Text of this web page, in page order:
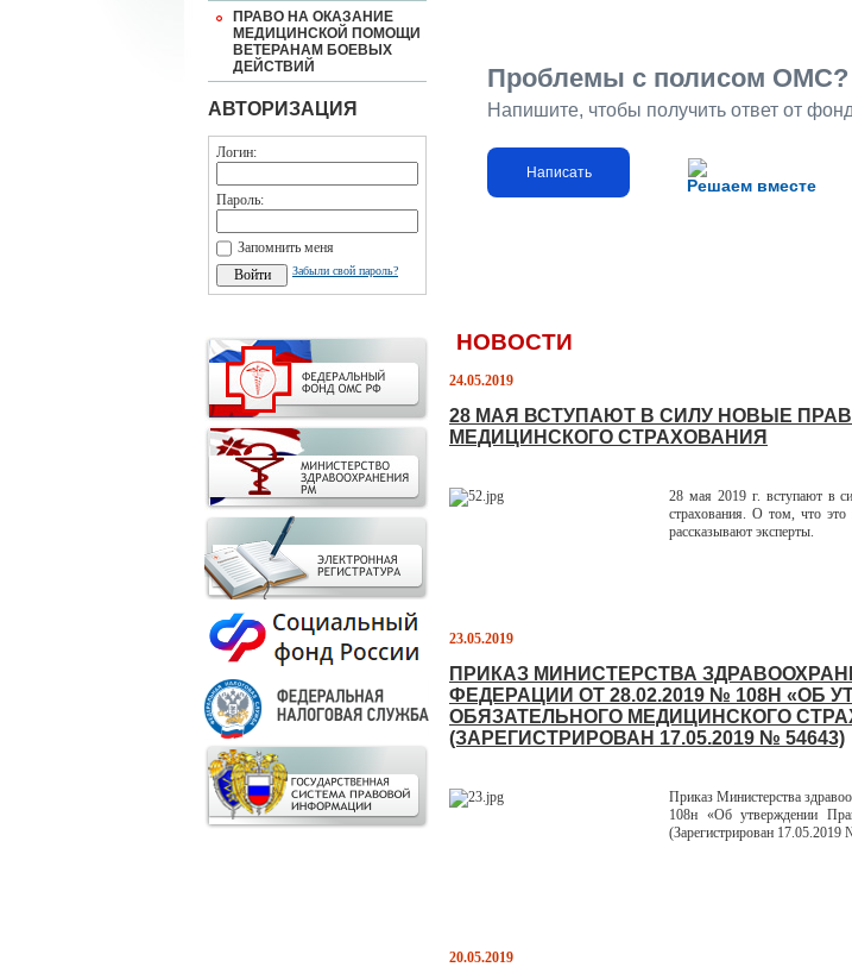
ПРАВО НА ОКАЗАНИЕ
МЕДИЦИНСКОЙ ПОМОЩИ
ВЕТЕРАНАМ БОЕВЫХ
ДЕЙСТВИЙ
АВТОРИЗАЦИЯ
Логин:
Пароль:
Запомнить меня
Забыли свой пароль?
Решаем вместе
Проблемы с полисом ОМС?
Напишите, чтобы получить ответ от
Написать
НОВОСТИ
24.05.2019
28 МАЯ ВСТУПАЮТ В СИЛУ НОВЫЕ
МЕДИЦИНСКОГО СТРАХОВАНИЯ
28 мая 2019 г. вступают в
страхования. О том, что
рассказывают эксперты.
23.05.2019
ПРИКАЗ МИНИСТЕРСТВА
ФЕДЕРАЦИИ ОТ 28.02.2019 № 108Н «ОБ
ОБЯЗАТЕЛЬНОГО МЕДИЦИНСКОГО
(ЗАРЕГИСТРИРОВАН 17.05.2019 № 54643)
Приказ Министерства
108н «Об утверждении
(Зарегистрирован 17.05.2019
20.05.2019